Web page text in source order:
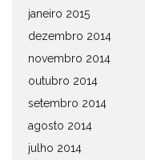
janeiro 2015
dezembro 2014
novembro 2014
outubro 2014
setembro 2014
agosto 2014
julho 2014